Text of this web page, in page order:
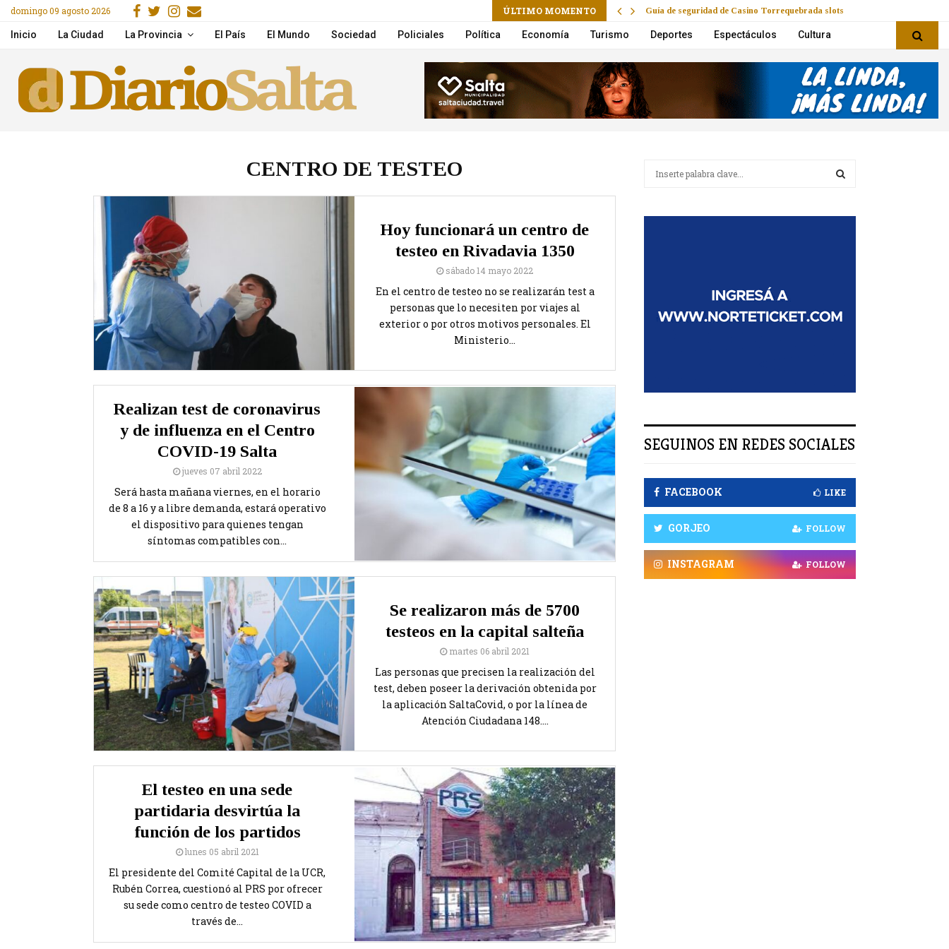
domingo 09 agosto 2026 ÚLTIMO MOMENTO
Best OnlyFans Creators Guide: Features, Privacy, Pricing & Mobile Access Guía de seguridad de Casino Torrequebrada slots
Facebook
Gorjeo
Instagram
Email
Inicio La Ciudad La Provincia El País El Mundo Sociedad Policiales Política Economía Turismo Deportes Espectáculos Cultura
CENTRO DE TESTEO
Hoy funcionará un centro de
testeo en Rivadavia 1350
sábado 14 mayo 2022
En el centro de testeo no se realizarán test a
personas que lo necesiten por viajes al
exterior o por otros motivos personales. El
Ministerio...
Realizan test de coronavirus
y de influenza en el Centro
COVID-19 Salta
jueves 07 abril 2022
Será hasta mañana viernes, en el horario
de 8 a 16 y a libre demanda, estará operativo
el dispositivo para quienes tengan
síntomas compatibles con...
Se realizaron más de 5700
testeos en la capital salteña
martes 06 abril 2021
Las personas que precisen la realización del
test, deben poseer la derivación obtenida por
la aplicación SaltaCovid, o por la línea de
Atención Ciudadana 148....
El testeo en una sede
partidaria desvirtúa la
función de los partidos
lunes 05 abril 2021
El presidente del Comité Capital de la UCR,
Rubén Correa, cuestionó al PRS por ofrecer
su sede como centro de testeo COVID a
través de...
A
SEGUINOS EN REDES SOCIALES
FACEBOOK LIKE
GORJEO FOLLOW
INSTAGRAM FOLLOW